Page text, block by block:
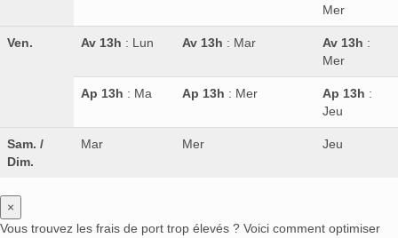
Mer
Ven. Av 13h : Lun Av 13h : Mar Av 13h :
Mer
Ap 13h : Ma Ap 13h : Mer Ap 13h :
Jeu
Sam. /
Dim.
Mar Mer Jeu
×
Vous trouvez les frais de port trop élevés ? Voici comment optimiser